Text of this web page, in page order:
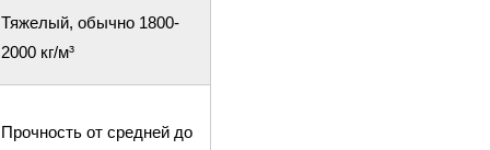
Тяжелый, обычно 1800-
2000 кг/м³
Прочность от средней до